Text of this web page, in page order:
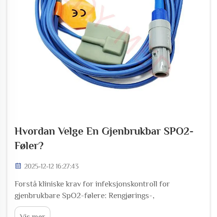
Hvordan Velge En Gjenbrukbar SPO2-
Føler?
2025-12-12 16:27:43
Forstå kliniske krav for infeksjonskontroll for
gjenbrukbare SpO2-følere: Rengjørings-,
desinfeksjons- og repareringsprotokoller som ivaretar